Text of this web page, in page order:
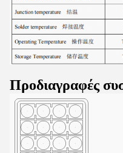
Προδιαγραφές